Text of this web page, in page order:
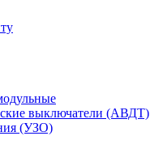
выключатели (АВДТ)
(УЗО)